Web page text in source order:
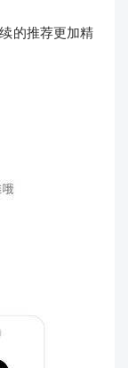
的推荐更加精